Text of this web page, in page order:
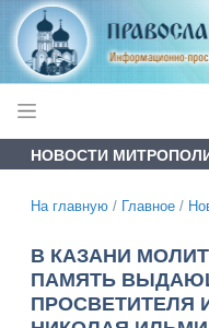
НОВОСТИ
На главную / Главное /
В КАЗАНИ
ПАМЯТЬ
ПРОСВЕТИТЕЛЯ